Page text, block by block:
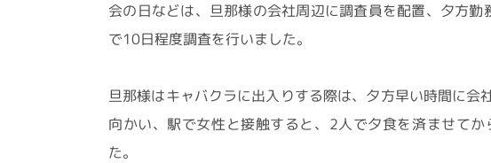
会の日などは、旦那様の会社周辺に調査員を配置、夕方
で10日程度調査を行いました。
旦那様はキャバクラに出入りする際は、夕方早い時間に
向かい、駅で女性と接触すると、2人で夕食を済ませて
た。